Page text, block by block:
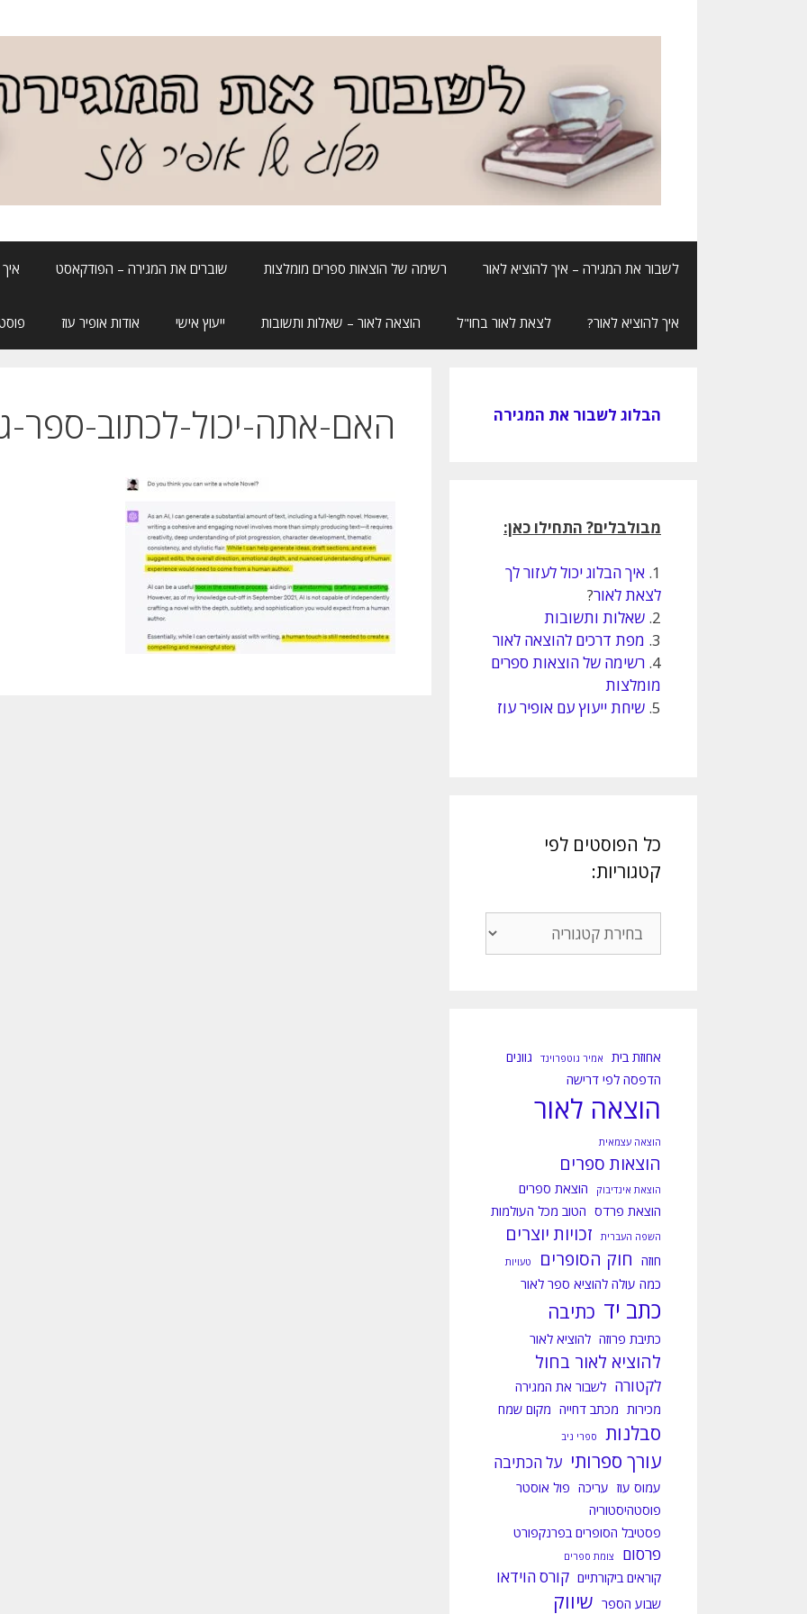
לשבור את המגירה – איך להוציא לאור רשימה של הוצאות ספרים מומלצות שוברים את המגירה – הפודקאסט
איך להוציא לאור? לצאת לאור בחו"ל הוצאה לאור – שאלות ותשובות ייעוץ אישי אודות אופיר עוז
האם-אתה-יכול-לכתוב-ספר- הבלוג לשבור את המגירה
מבולבלים? התחילו כאן:
1. איך הבלוג יכול לעזור לך
לצאת לאור?
2. שאלות ותשובות
3. מפת דרכים להוצאה לאור
4. רשימה של הוצאות ספרים
מומלצות
5. שיחת ייעוץ עם אופיר עוז
כל הפוסטים לפי
קטגוריות:
הפוסטים
אחוזת בית אמיר גוטפרוינד
גוונים
הדפסה לפי דרישה
הוצאה לאור
הוצאה עצמאית
הוצאות ספרים
הוצאת אינדיבוק
הוצאת ספרים
הוצאת פרדס הטוב מכל העולמות
השפה העברית זכויות יוצרים
חוזה חוק הסופרים טעויות
כמה עולה להוציא ספר לאור
כתב יד כתיבה
כתיבת פרוזה להוציא לאור
להוציא לאור בחול
לקטורה לשבור את המגירה
מכירות מכתב דחייה מקום שמח
סבלנות ספרי ניב
עורך ספרותי על הכתיבה
עמוס עוז עריכה פול אוסטר
פוסטהיסטוריה
פסטיבל הסופרים בפרנקפורט
פרסום צומת ספרים
קוראים ביקורתיים קורס הוידאו
שבוע הספר שיווק